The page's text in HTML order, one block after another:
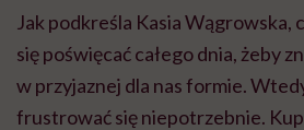
Jak podkreśla Kasia Wągrowska,
się poświęcać całego dnia, żeby
w przyjaznej dla nas formie.
frustrować się niepotrzebnie.